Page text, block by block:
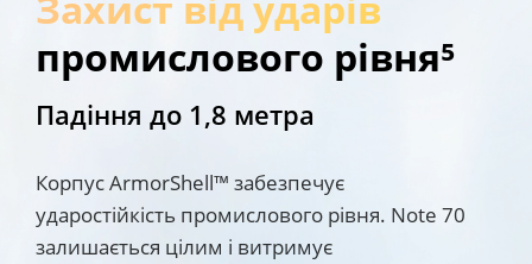
Корпус ArmorShell™ забезпечує
ударостійкість промислового рівня. Note 70
залишається цілим і витримує
Падіння до 1,8 метра
промислового рівня⁵